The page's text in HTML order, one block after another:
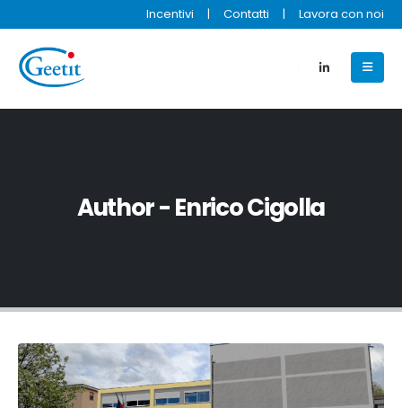
Incentivi | Contatti | Lavora con noi
Author - Enrico Cigolla